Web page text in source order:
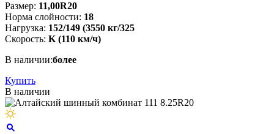
Размер: 11,00R20
Норма слойности: 18
Нагрузка: 152/149 (3550 кг/325
Скорость: K (110 км/ч)
В наличии:более
Купить
В наличии